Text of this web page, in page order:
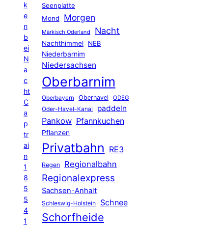
k
e
n
b
ei
N
a
c
ht
C
a
p
tr
ai
n
1
8
5
5
4
1
Seenplatte
Mond
Morgen
Märkisch Oderland Nacht
Nachthimmel
NEB
Niederbarnim
Niedersachsen
Oberbarnim
Oberbayern Oberhavel ODEG
Oder-Havel-Kanal paddeln
Pankow Pfannkuchen
Pflanzen
Privatbahn RE3
Regen Regionalbahn
Regionalexpress
Sachsen-Anhalt
Schleswig-Holstein Schnee
Schorfheide